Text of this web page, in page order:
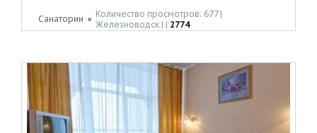
Санатории ● Количество просмотров: 677 |
Жeлeзнoвoдск | | 2774